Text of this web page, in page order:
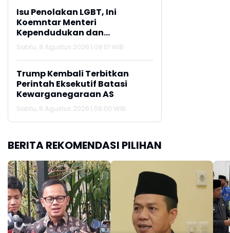
Isu Penolakan LGBT, Ini
Koemntar Menteri
Kependudukan dan
Pembangunan Keluarga
Sabtu, 8 Agustus 2026 | 09:01 WIB
Trump Kembali Terbitkan
Perintah Eksekutif Batasi
Kewarganegaraan AS
Sabtu, 8 Agustus 2026 | 09:00 WIB
BERITA REKOMENDASI PILIHAN